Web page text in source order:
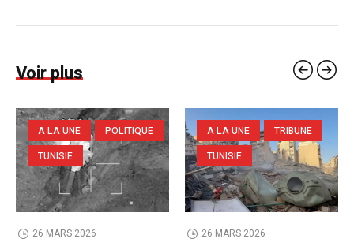
Voir plus
A LA UNE
POLITIQUE
TUNISIE
26 MARS 2026
A LA UNE
TRIBUNE
TUNISIE
26 MARS 2026